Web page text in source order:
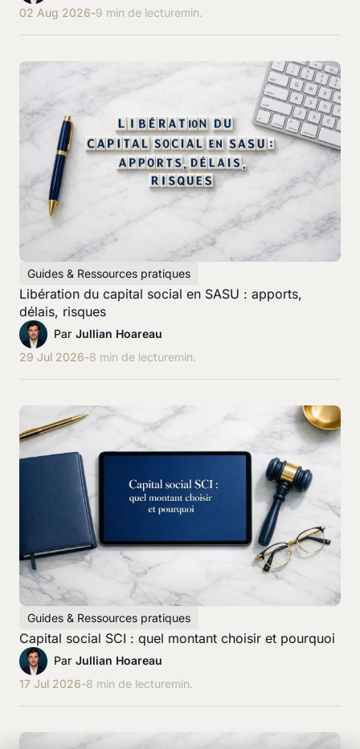
02 Aug 2026-9 min de lecturemin.
Guides & Ressources pratiques
Libération du capital social en SASU : apports,
délais, risques
Par Jullian Hoareau
29 Jul 2026-8 min de lecturemin.
Guides & Ressources pratiques
Capital social SCI : quel montant choisir et pourquoi
Par Jullian Hoareau
17 Jul 2026-8 min de lecturemin.